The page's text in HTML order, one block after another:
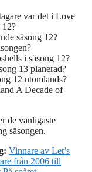
var det i Love
12?
säsong 12?
i säsong 12?
13 planerad?
12 utomlands?
A Decade of
de vanligaste
säsongen.
Vinnare av Let’s
från 2006 till